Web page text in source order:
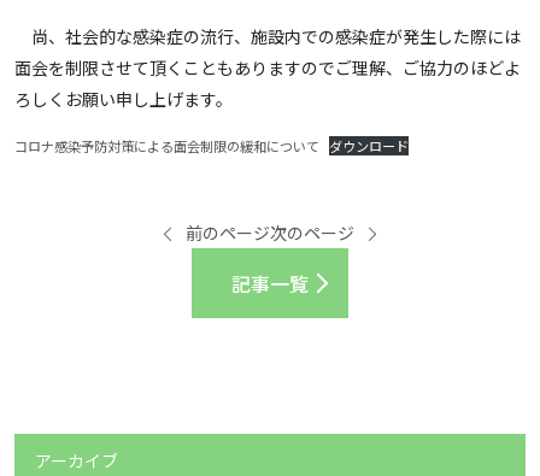
尚、社会的な感染症の流行、施設内での感染症が発生した際には
面会を制限させて頂くこともありますのでご理解、ご協力のほどよ
ろしくお願い申し上げます。
コロナ感染予防対策による面会制限の緩和について ダウンロード
前のページ
記事一覧
次のページ
アーカイブ